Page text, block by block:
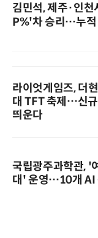
김민석, 제주·인
P%'차 승리…누적
라이엇게임즈, 더
대 TFT 축제…신
띄운다
국립광주과학관, '